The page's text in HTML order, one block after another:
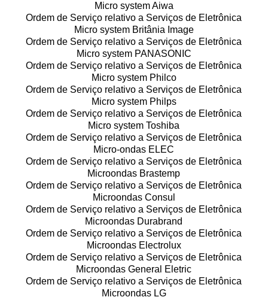
Micro system Aiwa
Ordem de Serviço relativo a Serviços de Eletrônica
Micro system Britânia Image
Ordem de Serviço relativo a Serviços de Eletrônica
Micro system PANASONIC
Ordem de Serviço relativo a Serviços de Eletrônica
Micro system Philco
Ordem de Serviço relativo a Serviços de Eletrônica
Micro system Philps
Ordem de Serviço relativo a Serviços de Eletrônica
Micro system Toshiba
Ordem de Serviço relativo a Serviços de Eletrônica
Micro-ondas ELEC
Ordem de Serviço relativo a Serviços de Eletrônica
Microondas Brastemp
Ordem de Serviço relativo a Serviços de Eletrônica
Microondas Consul
Ordem de Serviço relativo a Serviços de Eletrônica
Microondas Durabrand
Ordem de Serviço relativo a Serviços de Eletrônica
Microondas Electrolux
Ordem de Serviço relativo a Serviços de Eletrônica
Microondas General Eletric
Ordem de Serviço relativo a Serviços de Eletrônica
Microondas LG